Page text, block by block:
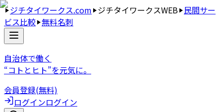
ジチタイワークス.com ジチタイワークスWEB 民間サー
ビス比較 無料名刺
自治体で働く
“コトとヒト”を元気に。
会員登録(無料)
ログインログイン